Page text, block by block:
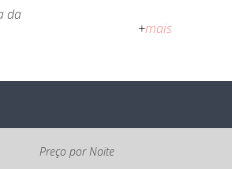
da
fica à entrada da aldeia, sendo
Recepção.
devolvido 100% do valor da
+mais
Preço por Noite